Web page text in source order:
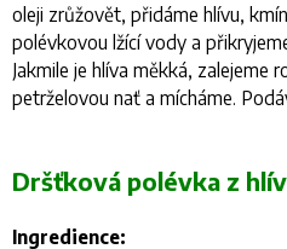
oleji zrůžovět, přidáme hlívu,
polévkovou lžící vody a
Jakmile je hlíva měkká, zalejeme
petrželovou nať a mícháme.
Dršťková polévka z
Ingredience: